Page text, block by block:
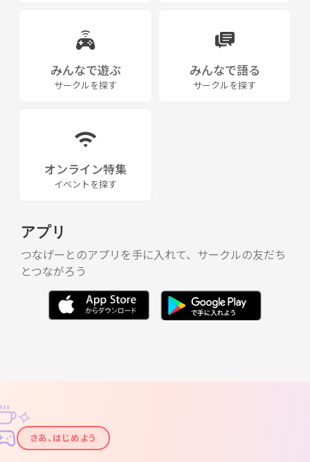
みんなで遊ぶ
サークルを探す
みんなで語る
サークルを探す
オンライン特集
イベントを探す
アプリ
つなげーとのアプリを手に入れて、サークルの友だち
とつながろう
✦
✧
さあ、はじめよう